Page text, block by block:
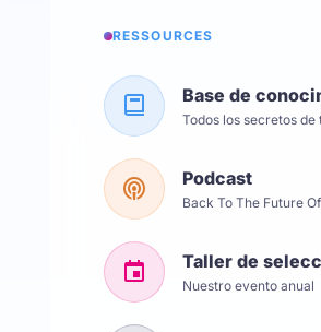
RESSOURCES
Base de
Todos los secretos de
Podcast
Back To The Future
Taller de
Nuestro evento anual